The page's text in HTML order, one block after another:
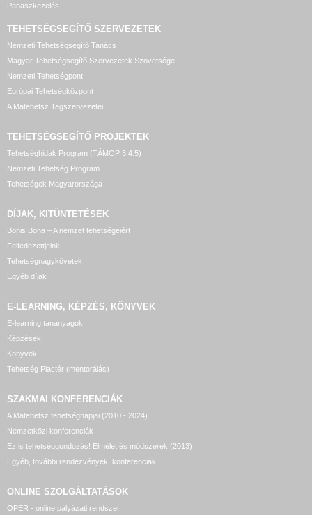
Panaszkezelés
TEHETSÉGSEGÍTŐ SZERVEZETEK
Nemzeti Tehetségsegítő Tanács
Magyar Tehetségsegítő Szervezetek Szövetsége
Nemzeti Tehetségpont
Európai Tehetségközpont
A Matehetsz Tagszervezetei
TEHETSÉGSEGÍTŐ PROJEKTEK
Tehetséghidak Program (TÁMOP 3.4.5)
Nemzeti Tehetség Program
Tehetségek Magyarországa
DÍJAK, KITÜNTETÉSEK
Bonis Bona – A nemzet tehetségeiért
Felfedezettjeink
Tehetségnagykövetek
Egyéb díjak
E-LEARNING, KÉPZÉS, KÖNYVEK
E-learning tananyagok
Képzések
Könyvek
Tehetség Piactér (mentorálás)
SZAKMAI KONFERENCIÁK
A Matehetsz tehetségnapjai (2010 - 2024)
Nemzetközi konferenciák
Ez is tehetséggondozás! Elmélet és módszerek (2013)
Egyéb, további rendezvények, konferenciák
ONLINE SZOLGÁLTATÁSOK
OPER - online pályázati rendszer